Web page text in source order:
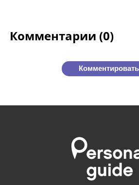
Комментарии (0)
Комментировать